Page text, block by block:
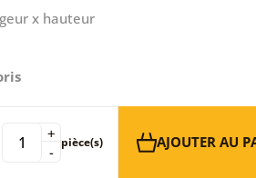
x hauteur
-
+ pièce(s) AJOUTER AU